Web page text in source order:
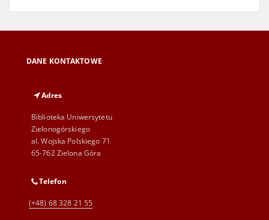
DANE KONTAKTOWE
Adres
Biblioteka Uniwersytetu
Zielonogórskiego
al. Wojska Polskiego 71
65-762 Zielona Góra
Telefon
(+48) 68 328 21 55